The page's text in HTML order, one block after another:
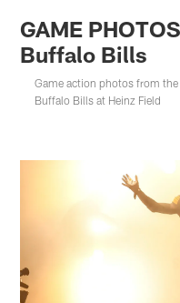
GAME
Buffalo Bills
Game action photos from
Buffalo Bills at Heinz Field